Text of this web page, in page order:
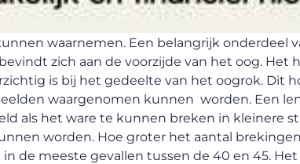
waarnemen. Een belangrijk onderdeel
zich aan de voorzijde van het oog. Het
is bij het gedeelte van het oogrok. Dit
waargenomen kunnen worden. Een
als het ware te kunnen breken in kleinere
worden. Hoe groter het aantal
de meeste gevallen tussen de 40 en 45.